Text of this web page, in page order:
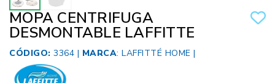
MOPA CENTRIFUGA
DESMONTABLE LAFFITTE
CÓDIGO: 3364 | MARCA: LAFFITTÉ HOME |